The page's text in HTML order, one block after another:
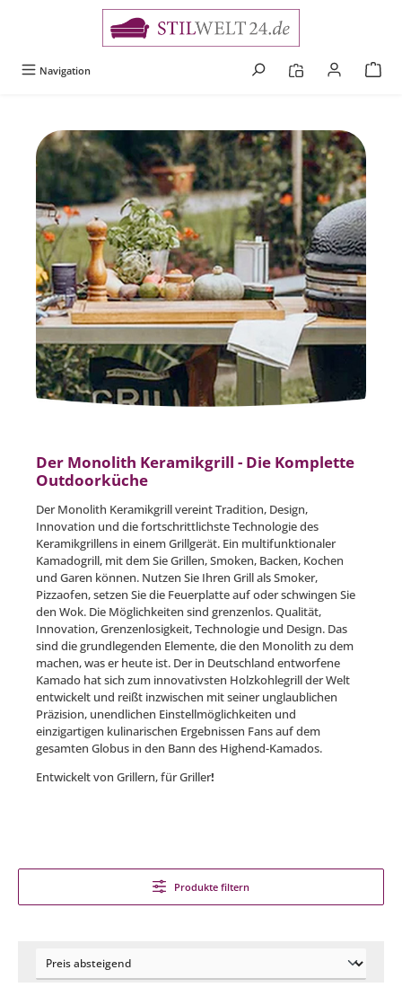
Navigation
Der Monolith Keramikgrill - Die Komplette
Outdoorküche
Der Monolith Keramikgrill vereint Tradition, Design,
Innovation und die fortschrittlichste Technologie des
Keramikgrillens in einem Grillgerät. Ein multifunktionaler
Kamadogrill, mit dem Sie Grillen, Smoken, Backen, Kochen
und Garen können. Nutzen Sie Ihren Grill als Smoker,
Pizzaofen, setzen Sie die Feuerplatte auf oder schwingen Sie
den Wok. Die Möglichkeiten sind grenzenlos. Qualität,
Innovation, Grenzenlosigkeit, Technologie und Design. Das
sind die grundlegenden Elemente, die den Monolith zu dem
machen, was er heute ist. Der in Deutschland entworfene
Kamado hat sich zum innovativsten Holzkohlegrill der Welt
entwickelt und reißt inzwischen mit seiner unglaublichen
Präzision, unendlichen Einstellmöglichkeiten und
einzigartigen kulinarischen Ergebnissen Fans auf dem
gesamten Globus in den Bann des Highend-Kamados.
Entwickelt von Grillern, für Griller!
Produkte filtern